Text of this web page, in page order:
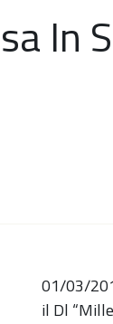
In
01/03/
il Dl